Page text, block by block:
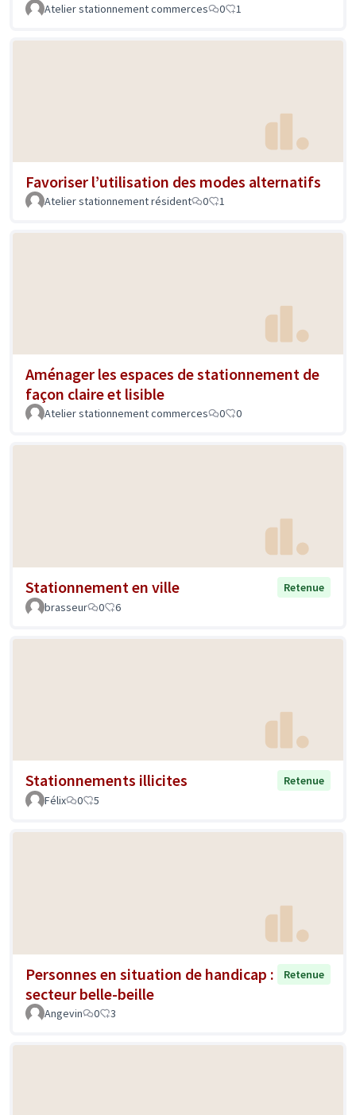
Atelier stationnement commerces 0 1
Favoriser l’utilisation des modes alternatifs
Atelier stationnement résident 0 1
Aménager les espaces de stationnement de
façon claire et lisible
Atelier stationnement commerces 0 0
Stationnement en ville
Retenue
brasseur
0 6
Stationnements illicites
Retenue
Félix
0 5
Personnes en situation de handicap :
secteur belle-beille
Retenue
Angevin 0 3